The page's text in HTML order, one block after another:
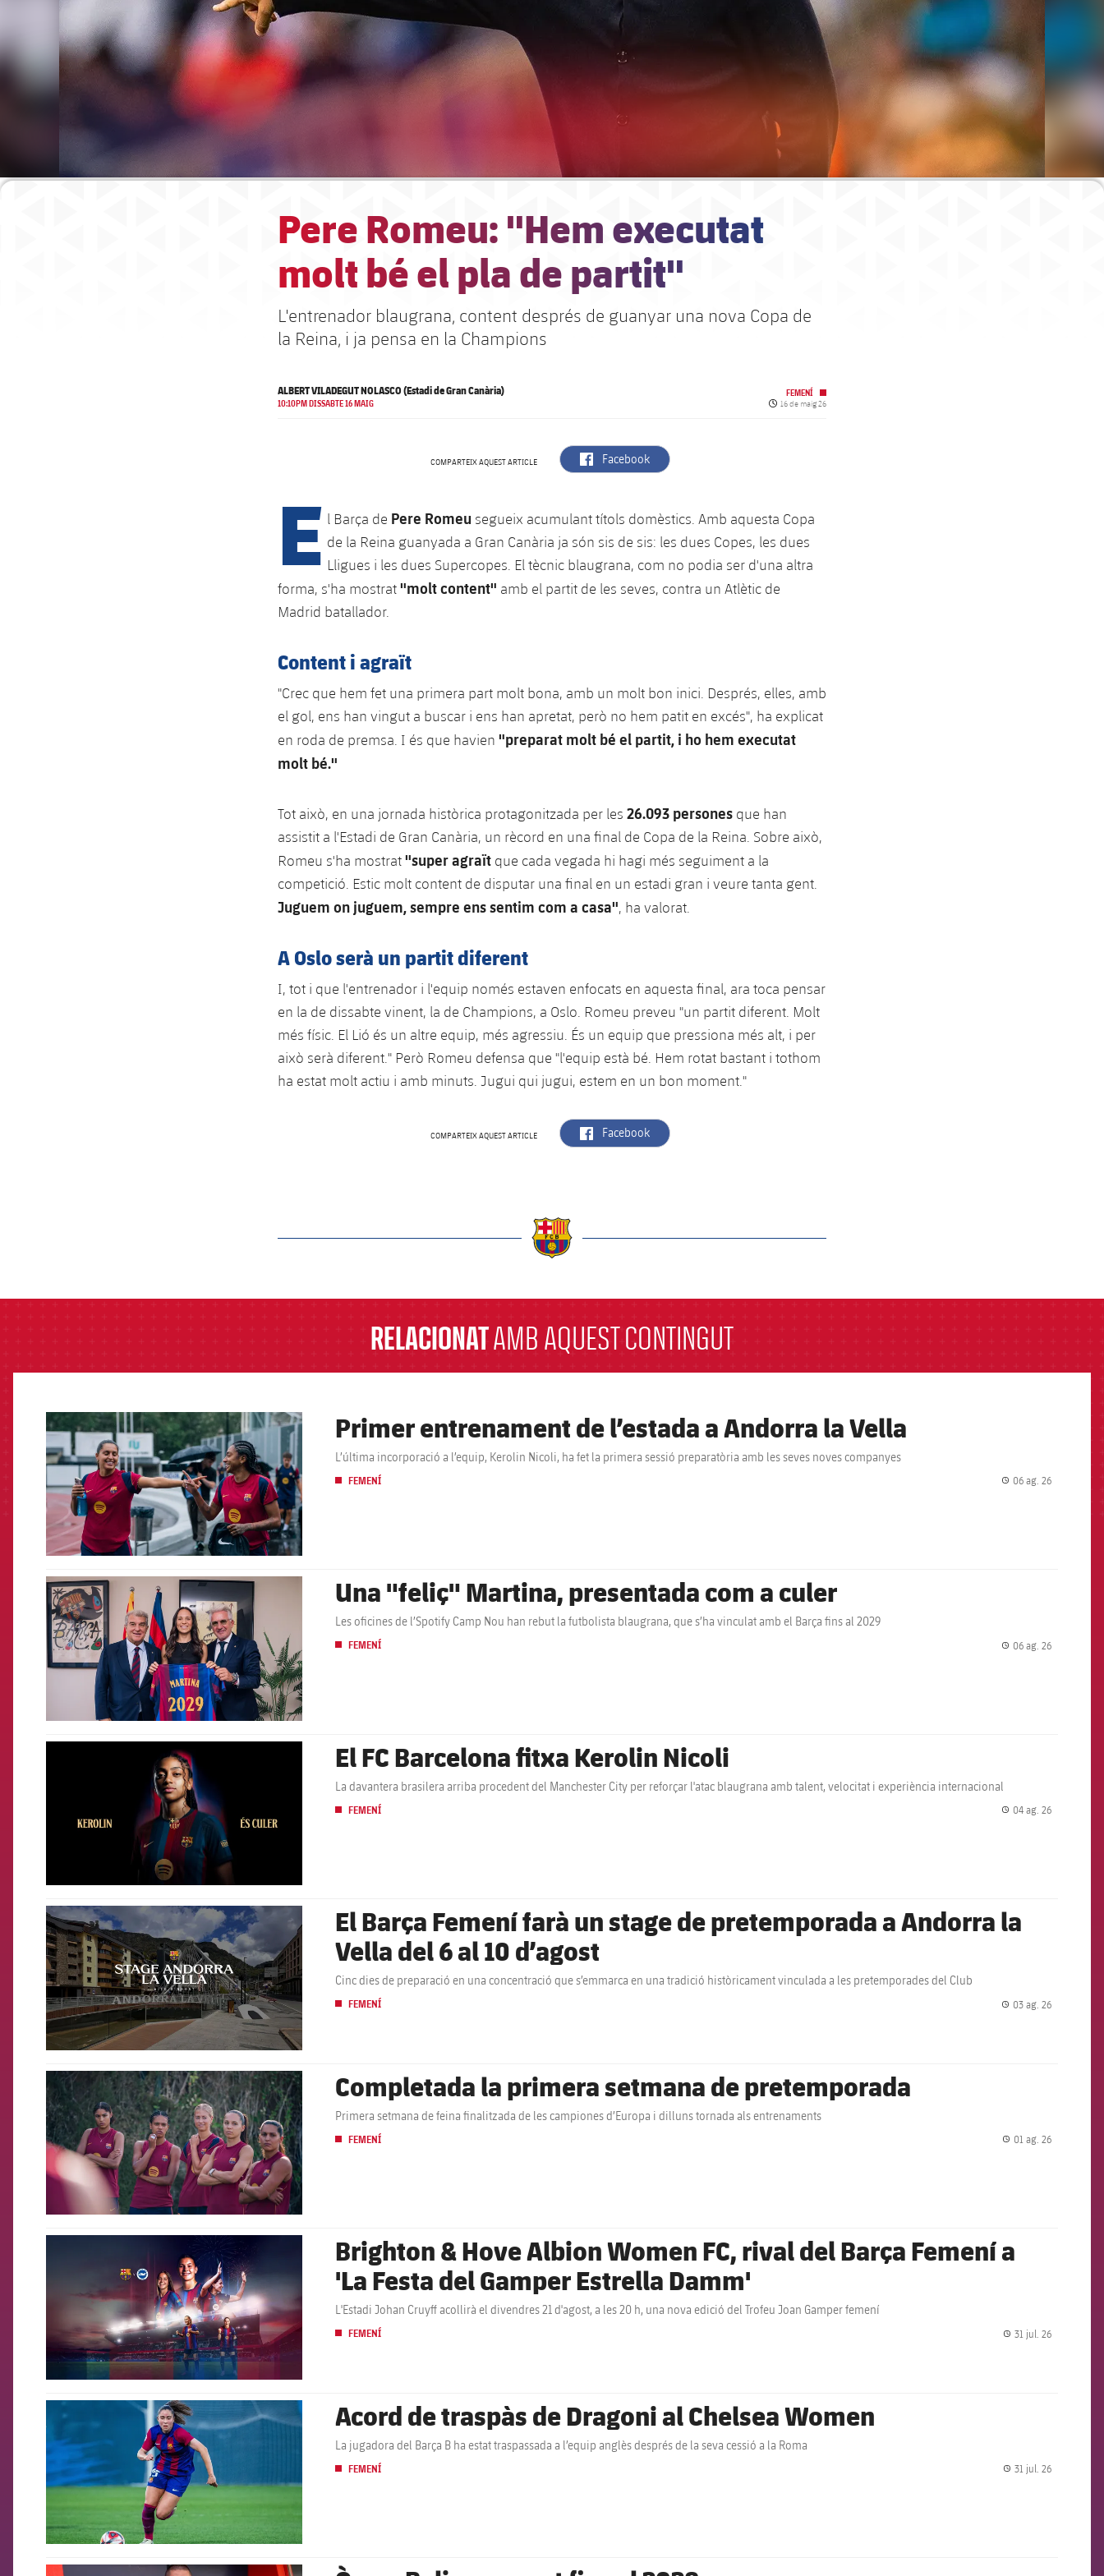
Pere Romeu: "Hem executat
molt bé el pla de partit"
L'entrenador blaugrana, content després de guanyar una nova Copa de
la Reina, i ja pensa en la Champions
ALBERT VILADEGUT NOLASCO (Estadi de Gran Canària)
10:10PM DISSABTE 16 MAIG
FEMENÍ
Data de publicació
16 de maig 26
COMPARTEIX AQUEST ARTICLE label.aria.facebook
Facebook
E l Barça de Pere Romeu segueix acumulant títols domèstics. Amb aquesta Copa
de la Reina guanyada a Gran Canària ja són sis de sis: les dues Copes, les dues
Lligues i les dues Supercopes. El tècnic blaugrana, com no podia ser d'una altra
forma, s'ha mostrat"molt content" amb el partit de les seves, contra un Atlètic de
Madrid batallador.
Content i agraït
"Crec que hem fet una primera part molt bona, amb un molt bon inici. Després, elles, amb
el gol, ens han vingut a buscar i ens han apretat, però no hem patit en excés", ha explicat
en roda de premsa. I és que havien "preparat molt bé el partit, i ho hem executat
molt bé."
Tot això, en una jornada històrica protagonitzada per les 26.093 persones que han
assistit a l'Estadi de Gran Canària, un rècord en una final de Copa de la Reina. Sobre això,
Romeu s'ha mostrat"super agraït que cada vegada hi hagi més seguiment a la
competició. Estic molt content de disputar una final en un estadi gran i veure tanta gent.
Juguem on juguem, sempre ens sentim com a casa", ha valorat.
A Oslo serà un partit diferent
I, tot i que l'entrenador i l'equip només estaven enfocats en aquesta final, ara toca pensar
en la de dissabte vinent, la de Champions, a Oslo. Romeu preveu "un partit diferent. Molt
més físic. El Lió és un altre equip, més agressiu. És un equip que pressiona més alt, i per
això serà diferent." Però Romeu defensa que "l'equip està bé. Hem rotat bastant i tothom
ha estat molt actiu i amb minuts. Jugui qui jugui, estem en un bon moment."
COMPARTEIX AQUEST ARTICLE label.aria.facebook
Facebook
RELACIONATAMB AQUEST CONTINGUT
FCB Barcelona badge Primer entrenament de l’estada a Andorra la Vella
L’última incorporació a l’equip, Kerolin Nicoli, ha fet la primera sessió preparatòria amb les seves noves companyes
FEMENÍ 06 ag. 26
FCB Barcelona badge Una "feliç" Martina, presentada com a culer
Les oficines de l’Spotify Camp Nou han rebut la futbolista blaugrana, que s’ha vinculat amb el Barça fins al 2029
FEMENÍ 06 ag. 26
El FC Barcelona fitxa Kerolin Nicoli
La davantera brasilera arriba procedent del Manchester City per reforçar l'atac blaugrana amb talent, velocitat i experiència internacional
FEMENÍ 04 ag. 26
FCB Barcelona badge
El Barça Femení farà un stage de pretemporada a Andorra la
Vella del 6 al 10 d’agost
Cinc dies de preparació en una concentració que s’emmarca en una tradició històricament vinculada a les pretemporades del Club
FEMENÍ 03 ag. 26
FCB Barcelona badge Completada la primera setmana de pretemporada
Primera setmana de feina finalitzada de les campiones d’Europa i dilluns tornada als entrenaments
FEMENÍ 01 ag. 26
Brighton & Hove Albion Women FC, rival del Barça Femení a
'La Festa del Gamper Estrella Damm'
L'Estadi Johan Cruyff acollirà el divendres 21 d'agost, a les 20 h, una nova edició del Trofeu Joan Gamper femení
FEMENÍ 31 jul. 26
FCB Barcelona badge Acord de traspàs de Dragoni al Chelsea Women
La jugadora del Barça B ha estat traspassada a l’equip anglès després de la seva cessió a la Roma
FEMENÍ 31 jul. 26
FCB Barcelona badge